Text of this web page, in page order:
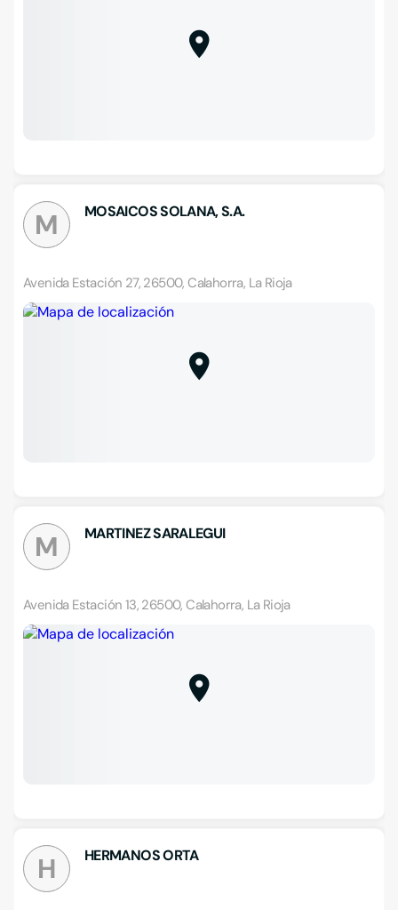
M MOSAICOS SOLANA, S.A.
Avenida Estación 27, 26500, Calahorra, La Rioja
M MARTINEZ SARALEGUI
Avenida Estación 13, 26500, Calahorra, La Rioja
H HERMANOS ORTA